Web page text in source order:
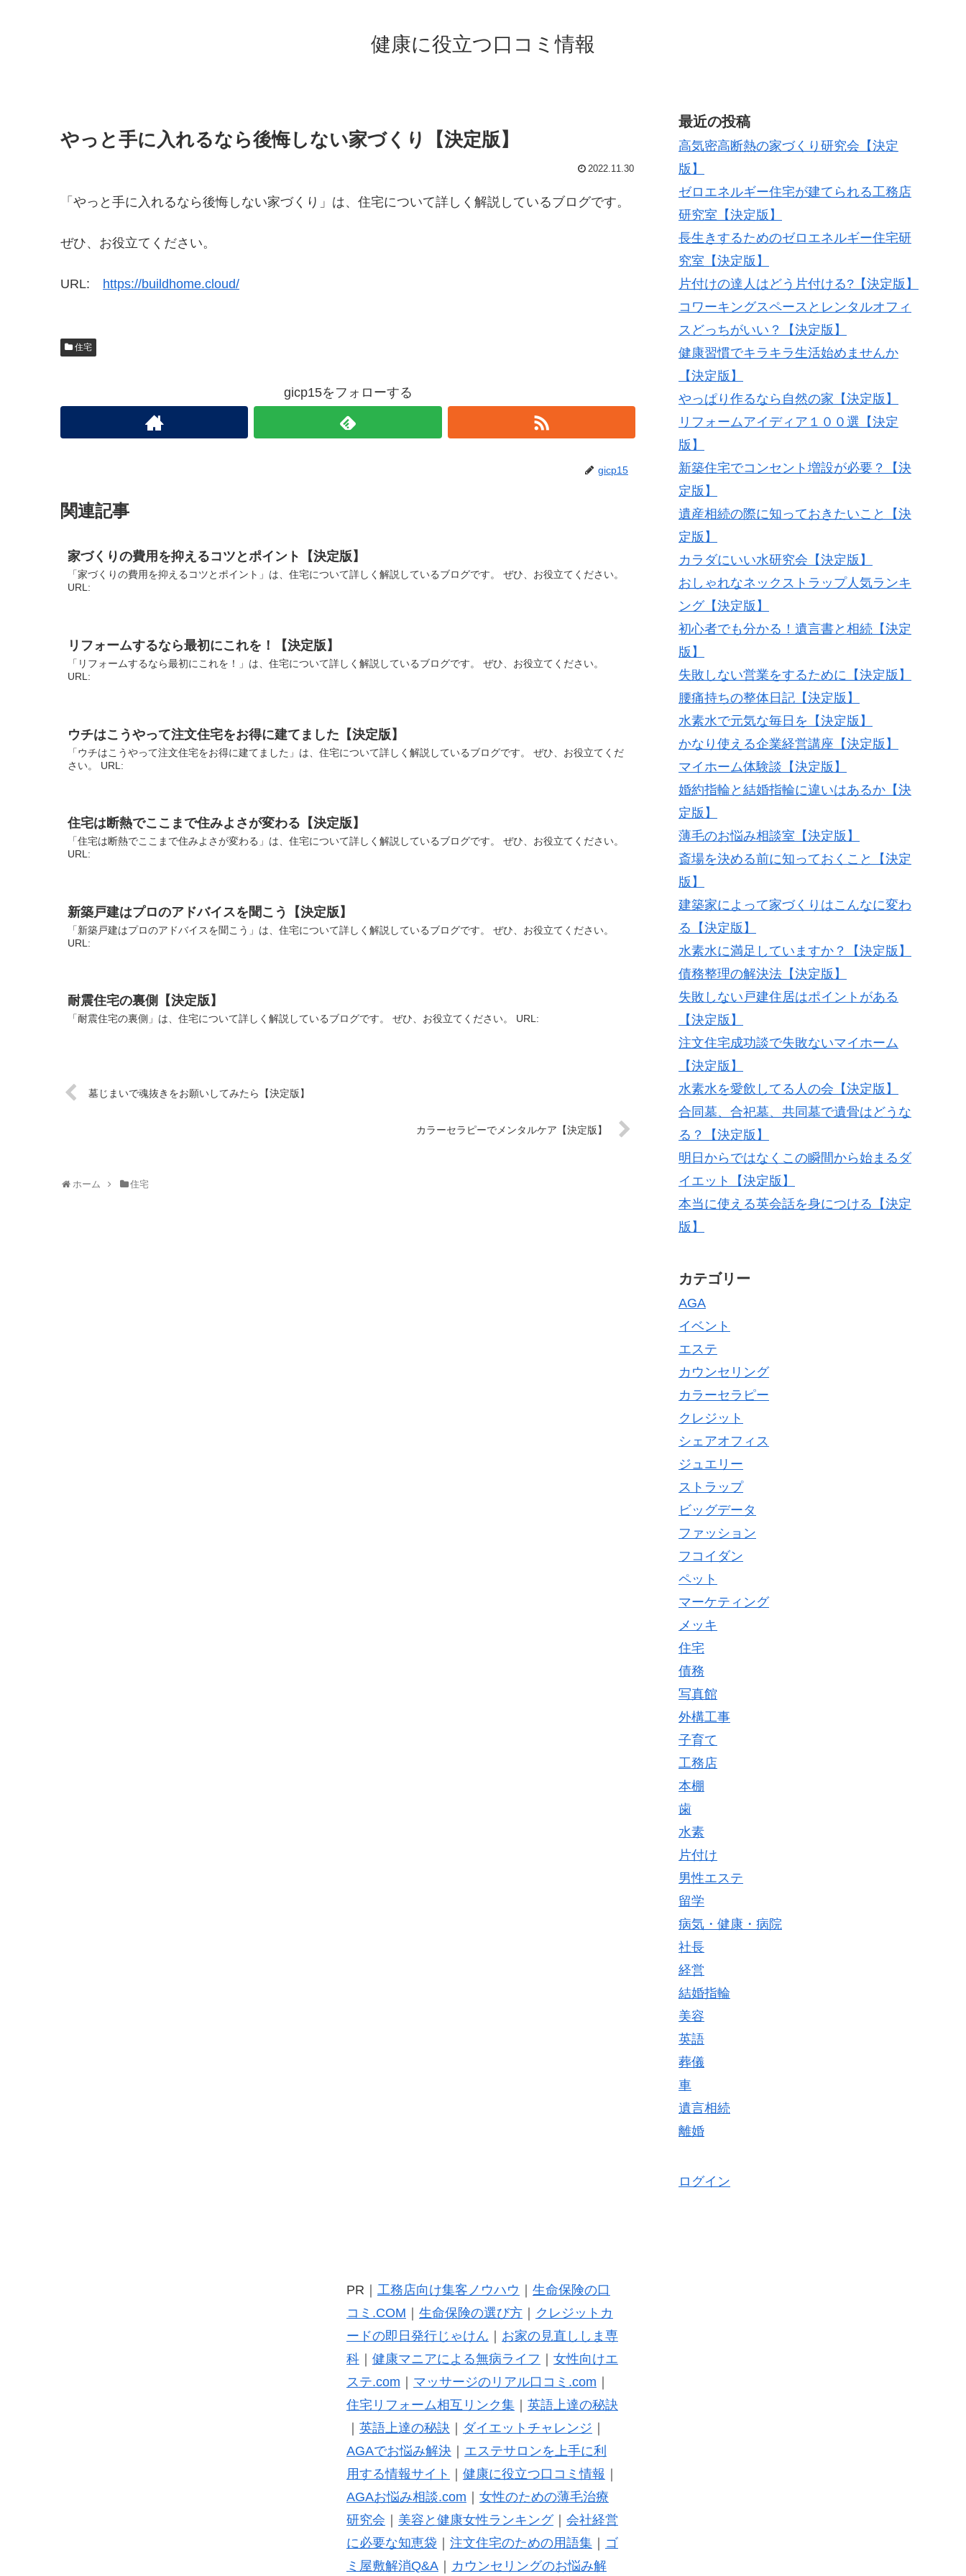
健康に役立つ口コミ情報
やっと手に入れるなら後悔しない家づくり【決定版】
2022.11.30
「やっと手に入れるなら後悔しない家づくり」は、住宅について詳しく解説しているブログです。
ぜひ、お役立てください。
URL: https://buildhome.cloud/
住宅
gicp15をフォローする
gicp15
関連記事
家づくりの費用を抑えるコツとポイント【決定版】
「家づくりの費用を抑えるコツとポイント」は、住宅について詳しく解説しているブログです。 ぜひ、お役立てください。
URL:
リフォームするなら最初にこれを！【決定版】
「リフォームするなら最初にこれを！」は、住宅について詳しく解説しているブログです。 ぜひ、お役立てください。
URL:
ウチはこうやって注文住宅をお得に建てました【決定版】
「ウチはこうやって注文住宅をお得に建てました」は、住宅について詳しく解説しているブログです。 ぜひ、お役立てくだ
さい。 URL:
住宅は断熱でここまで住みよさが変わる【決定版】
「住宅は断熱でここまで住みよさが変わる」は、住宅について詳しく解説しているブログです。 ぜひ、お役立てください。
URL:
新築戸建はプロのアドバイスを聞こう【決定版】
「新築戸建はプロのアドバイスを聞こう」は、住宅について詳しく解説しているブログです。 ぜひ、お役立てください。
URL:
耐震住宅の裏側【決定版】
「耐震住宅の裏側」は、住宅について詳しく解説しているブログです。 ぜひ、お役立てください。 URL:
墓じまいで魂抜きをお願いしてみたら【決定版】
カラーセラピーでメンタルケア【決定版】
ホーム 住宅
最近の投稿
高気密高断熱の家づくり研究会【決定
版】
ゼロエネルギー住宅が建てられる工務店
研究室【決定版】
長生きするためのゼロエネルギー住宅研
究室【決定版】
片付けの達人はどう片付ける?【決定版】
コワーキングスペースとレンタルオフィ
スどっちがいい？【決定版】
健康習慣でキラキラ生活始めませんか
【決定版】
やっぱり作るなら自然の家【決定版】
リフォームアイディア１００選【決定
版】
新築住宅でコンセント増設が必要？【決
定版】
遺産相続の際に知っておきたいこと【決
定版】
カラダにいい水研究会【決定版】
おしゃれなネックストラップ人気ランキ
ング【決定版】
初心者でも分かる！遺言書と相続【決定
版】
失敗しない営業をするために【決定版】
腰痛持ちの整体日記【決定版】
水素水で元気な毎日を【決定版】
かなり使える企業経営講座【決定版】
マイホーム体験談【決定版】
婚約指輪と結婚指輪に違いはあるか【決
定版】
薄毛のお悩み相談室【決定版】
斎場を決める前に知っておくこと【決定
版】
建築家によって家づくりはこんなに変わ
る【決定版】
水素水に満足していますか？【決定版】
債務整理の解決法【決定版】
失敗しない戸建住居はポイントがある
【決定版】
注文住宅成功談で失敗ないマイホーム
【決定版】
水素水を愛飲してる人の会【決定版】
合同墓、合祀墓、共同墓で遺骨はどうな
る？【決定版】
明日からではなくこの瞬間から始まるダ
イエット【決定版】
本当に使える英会話を身につける【決定
版】
カテゴリー
AGA
イベント
エステ
カウンセリング
カラーセラピー
クレジット
シェアオフィス
ジュエリー
ストラップ
ビッグデータ
ファッション
フコイダン
ペット
マーケティング
メッキ
住宅
債務
写真館
外構工事
子育て
工務店
本棚
歯
水素
片付け
男性エステ
留学
病気・健康・病院
社長
経営
結婚指輪
美容
英語
葬儀
車
遺言相続
離婚
ログイン
PR｜ 工務店向け集客ノウハウ
生命保険の口
コミ.COM
生命保険の選び方｜
クレジットカ
ードの即日発行じゃけん
お家の見直ししま専
科｜ 健康マニアによる無病ライフ
女性向けエ
ステ.com
マッサージのリアル口コミ.com
住宅リフォーム相互リンク集｜ 英語上達の秘訣
英語上達の秘訣 ダイエットチャレンジ
AGAでお悩み解決｜ エステサロンを上手に利
用する情報サイト
健康に役立つ口コミ情報
AGAお悩み相談.com
女性のための薄毛治療
研究会
美容と健康女性ランキング｜ 会社経営
に必要な知恵袋
注文住宅のための用語集｜
ゴ
ミ屋敷解消Q&A｜ カウンセリングのお悩み解